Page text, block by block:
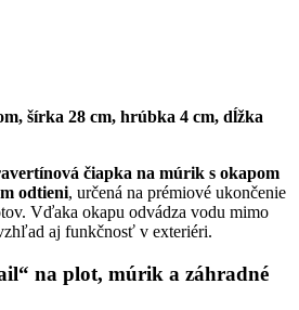
šírka 28 cm, hrúbka 4 cm, dĺžka
čiapka na múrik s okapom
odtieni, určená na prémiové ukončenie
Vďaka okapu odvádza vodu mimo
aj funkčnosť v exteriéri.
na plot, múrik a záhradné